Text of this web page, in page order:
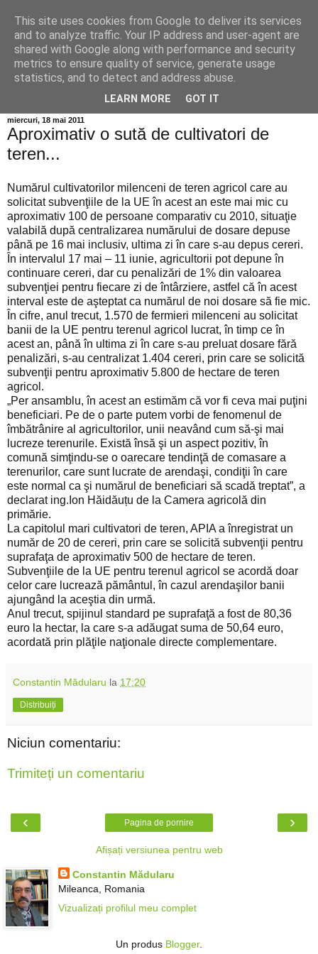
Info MILEANCA
BINE AȚI VENIT! *Jurnal online de informație și opinie;
Miercuri 05 August, 2026
miercuri, 18 mai 2011
Aproximativ o sută de cultivatori de
teren...
Numărul cultivatorilor milenceni de teren agricol care au
solicitat subvenţiile de la UE în acest an este mai mic cu
aproximativ 100 de persoane comparativ cu 2010, situaţie
valabilă după centralizarea numărului de dosare depuse
până pe 16 mai inclusiv, ultima zi în care s-au depus cereri.
În intervalul 17 mai – 11 iunie, agricultorii pot depune în
continuare cereri, dar cu penalizări de 1% din valoarea
subvenţiei pentru fiecare zi de întârziere, astfel că în acest
interval este de aşteptat ca numărul de noi dosare să fie mic.
În cifre, anul trecut, 1.570 de fermieri milenceni au solicitat
banii de la UE pentru terenul agricol lucrat, în timp ce în
acest an, până în ultima zi în care s-au preluat dosare fără
penalizări, s-au centralizat 1.404 cereri, prin care se solicită
subvenţii pentru aproximativ 5.800 de hectare de teren
agricol.
„Per ansamblu, în acest an estimăm că vor fi ceva mai puţini
beneficiari. Pe de o parte putem vorbi de fenomenul de
îmbătrânire al agricultorilor, unii neavând cum să-şi mai
lucreze terenurile. Există însă şi un aspect pozitiv, în
comună simţindu-se o oarecare tendinţă de comasare a
terenurilor, care sunt lucrate de arendaşi, condiţii în care
este normal ca şi numărul de beneficiari să scadă treptat”, a
declarat ing.Ion Hăidăuțu de la Camera agricolă din
primărie.
La capitolul mari cultivatori de teren, APIA a înregistrat un
număr de 20 de cereri, prin care se solicită subvenţii pentru
suprafaţa de aproximativ 500 de hectare de teren.
Subvenţiile de la UE pentru terenul agricol se acordă doar
celor care lucrează pământul, în cazul arendaşilor banii
ajungând la aceştia din urmă.
Anul trecut, spijinul standard pe suprafaţă a fost de 80,36
euro la hectar, la care s-a adăugat suma de 50,64 euro,
acordată prin plăţile naţionale directe complementare.
Constantin Mădularu la 17:20
Distribuiți
Niciun comentariu:
Trimiteți un comentariu
‹ ›
Pagina de pornire
Afișați versiunea pentru web
Constantin Mădularu
Mileanca, Romania
Vizualizați profilul meu complet
Un produs Blogger.
This site uses cookies from Google to deliver its services
and to analyze traffic. Your IP address and user-agent are
shared with Google along with performance and security
metrics to ensure quality of service, generate usage
statistics, and to detect and address abuse.
LEARN MORE GOT IT